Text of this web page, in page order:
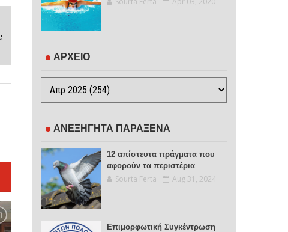
ΑΡΧΕΙΟ
ΑΝΕΞΗΓΗΤΑ ΠΑΡΑΞΕΝΑ
12 απίστευτα πράγματα που
αφορούν τα περιστέρια
Sourta Ferta Aug 31, 2024
Επιμορφωτική Συγκέντρωση